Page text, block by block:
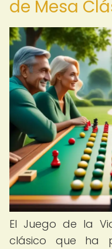
de Mesa
El Juego de la
clásico que ha